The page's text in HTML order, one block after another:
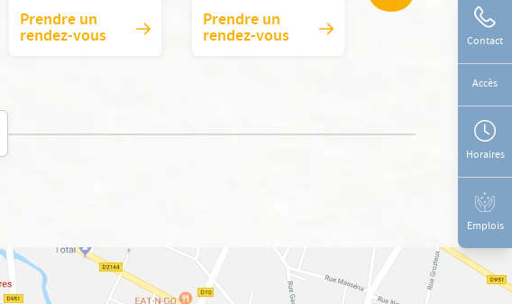
Prendre un
rendez-vous
Prendre un
rendez-vous Voir la ficheContact
Accès
Horaires
Emplois